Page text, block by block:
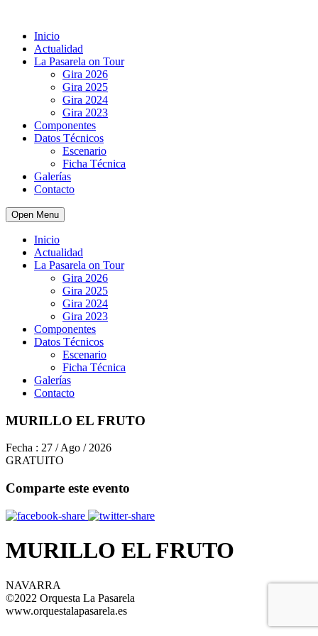
Inicio
Actualidad
La Pasarela on Tour
Gira 2026
Gira 2025
Gira 2024
Gira 2023
Componentes
Datos Técnicos
Escenario
Ficha Técnica
Galerías
Contacto
Open Menu
Inicio
Actualidad
La Pasarela on Tour
Gira 2026
Gira 2025
Gira 2024
Gira 2023
Componentes
Datos Técnicos
Escenario
Ficha Técnica
Galerías
Contacto
MURILLO EL FRUTO
Fecha : 27 / Ago / 2026
GRATUITO
Comparte este evento
MURILLO EL FRUTO
NAVARRA
©2022 Orquesta La Pasarela
www.orquestalapasarela.es